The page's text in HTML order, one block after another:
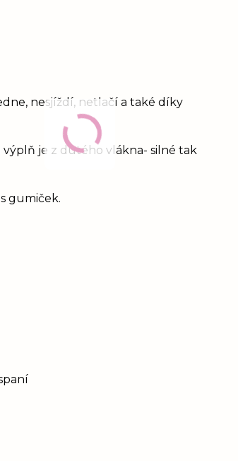
nesjíždí, netlačí a také díky
výplň je z dutého vlákna- silné tak
gumiček.